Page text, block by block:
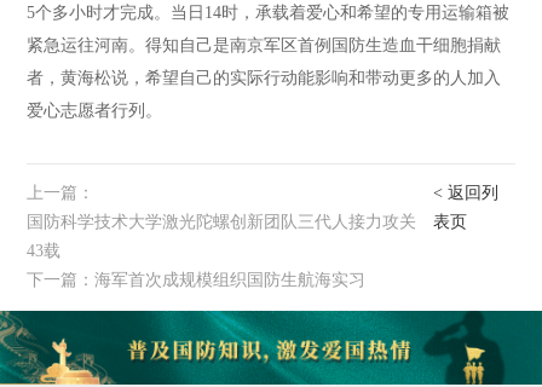
5个多小时才完成。当日14时，承载着爱心和希望的专用运输箱被
紧急运往河南。得知自己是南京军区首例国防生造血干细胞捐献
者，黄海松说，希望自己的实际行动能影响和带动更多的人加入
爱心志愿者行列。
上一篇：
国防科学技术大学激光陀螺创新团队三代人接力攻关
43载
下一篇：海军首次成规模组织国防生航海实习
< 返回列
表页